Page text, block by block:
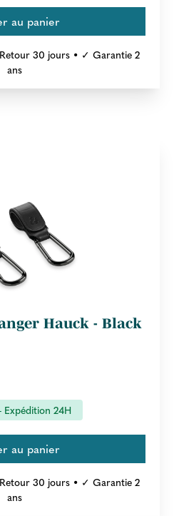
30 jours • ✓ Garantie 2
ans
Hauck - Black
Expédition 24H
30 jours • ✓ Garantie 2
ans